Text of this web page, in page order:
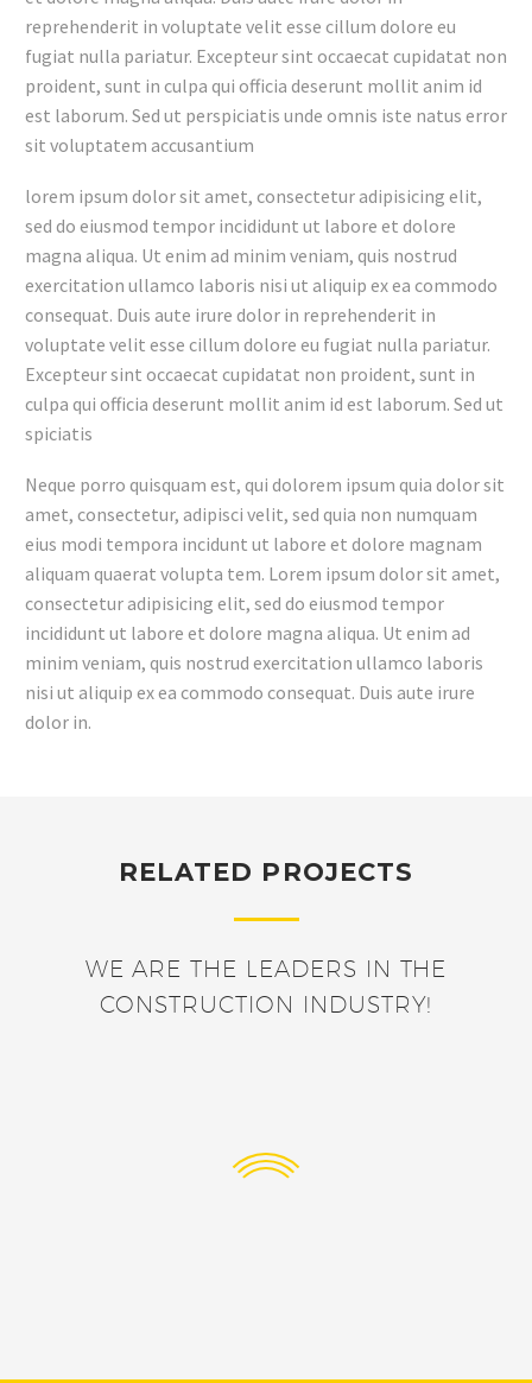
reprehenderit in voluptate velit esse cillum dolore eu
fugiat nulla pariatur. Excepteur sint occaecat cupidatat non
proident, sunt in culpa qui officia deserunt mollit anim id
est laborum. Sed ut perspiciatis unde omnis iste natus error
sit voluptatem accusantium
lorem ipsum dolor sit amet, consectetur adipisicing elit,
sed do eiusmod tempor incididunt ut labore et dolore
magna aliqua. Ut enim ad minim veniam, quis nostrud
exercitation ullamco laboris nisi ut aliquip ex ea commodo
consequat. Duis aute irure dolor in reprehenderit in
voluptate velit esse cillum dolore eu fugiat nulla pariatur.
Excepteur sint occaecat cupidatat non proident, sunt in
culpa qui officia deserunt mollit anim id est laborum. Sed ut
spiciatis
Neque porro quisquam est, qui dolorem ipsum quia dolor sit
amet, consectetur, adipisci velit, sed quia non numquam
eius modi tempora incidunt ut labore et dolore magnam
aliquam quaerat volupta tem. Lorem ipsum dolor sit amet,
consectetur adipisicing elit, sed do eiusmod tempor
incididunt ut labore et dolore magna aliqua. Ut enim ad
minim veniam, quis nostrud exercitation ullamco laboris
nisi ut aliquip ex ea commodo consequat. Duis aute irure
dolor in.
RELATED PROJECTS
WE ARE THE LEADERS IN THE
CONSTRUCTION INDUSTRY!